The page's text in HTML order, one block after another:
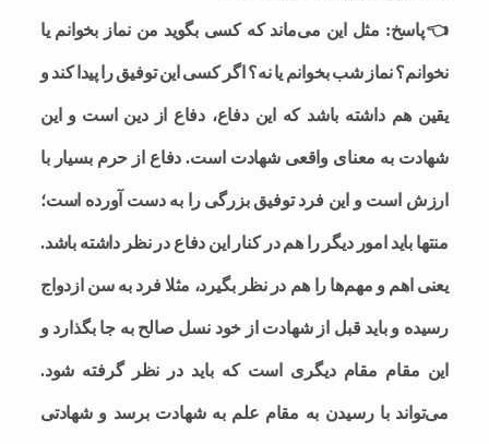
👈پاسخ: مثل این می‌ماند که کسی بگوید من نماز بخوانم یا
نخوانم؟ نماز شب بخوانم یا نه؟ اگر کسی این توفیق را پیدا کند و
یقین هم داشته باشد که این دفاع، دفاع از دین است و این
شهادت به معنای واقعی شهادت است. دفاع از حرم بسیار با
ارزش است و این فرد توفیق بزرگی را به دست آورده است؛
منتها باید امور دیگر را هم در کنار این دفاع در نظر داشته باشد.
یعنی اهم و مهم‌ها را هم در نظر بگیرد، مثلا فرد به سن ازدواج
رسیده و باید قبل از شهادت از خود نسل صالح به جا بگذارد و
این مقام مقام دیگری است که باید در نظر گرفته شود.
می‌تواند با رسیدن به مقام علم به شهادت برسد و شهادتی